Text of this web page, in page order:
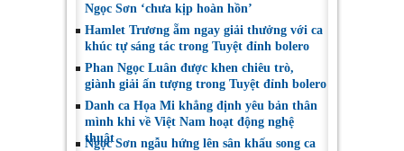
Ngọc Sơn ‘chưa kịp hoàn hồn’
Hamlet Trương ẵm ngay giải thưởng với ca
khúc tự sáng tác trong Tuyệt đỉnh bolero
Phan Ngọc Luân được khen chiêu trò,
giành giải ấn tượng trong Tuyệt đỉnh bolero
Danh ca Họa Mi khẳng định yêu bản thân
mình khi về Việt Nam hoạt động nghệ
thuật
Ngọc Sơn ngẫu hứng lên sân khấu song ca